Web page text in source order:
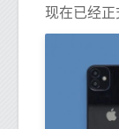
现在已经正